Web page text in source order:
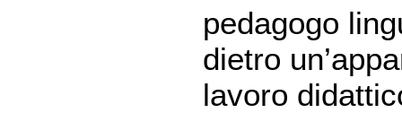
pedagogo
dietro
lavoro